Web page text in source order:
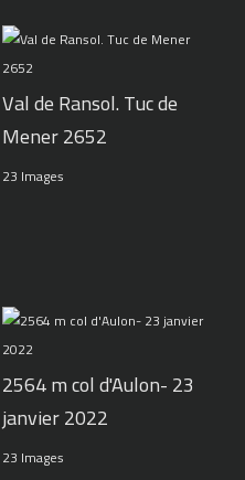
Val de Ransol. Tuc de
Mener 2652
23 Images
2564 m col d'Aulon- 23
janvier 2022
23 Images